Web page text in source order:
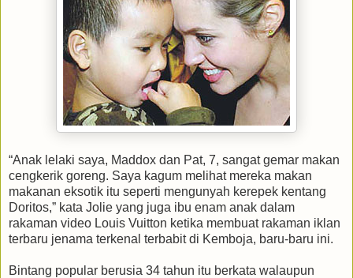
“Anak lelaki saya, Maddox dan Pat, 7, sangat gemar makan
cengkerik goreng. Saya kagum melihat mereka makan
makanan eksotik itu seperti mengunyah kerepek kentang
Doritos,” kata Jolie yang juga ibu enam anak dalam
rakaman video Louis Vuitton ketika membuat rakaman iklan
terbaru jenama terkenal terbabit di Kemboja, baru-baru ini.
Bintang popular berusia 34 tahun itu berkata walaupun